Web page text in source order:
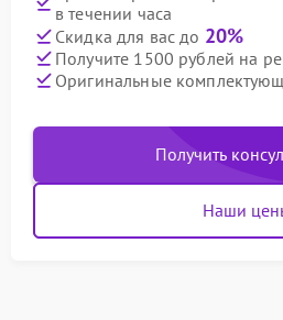
в течении часа
Скидка для вас до 20%
Получите 1500 рублей на
Оригинальные
Получить
Наши